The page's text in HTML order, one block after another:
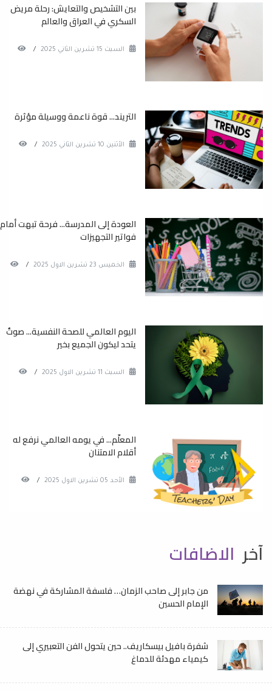
بين التشخيص والتعايش: رحلة مريض
السكري في العراق والعالم
السبت 15 تشرين الثاني 2025 /
التريند... قوة ناعمة ووسيلة مؤثرة
الأثنين 10 تشرين الثاني 2025 /
العودة إلى المدرسة... فرحة تبهت أمام
فواتير التجهيزات
الخميس 23 تشرين الاول 2025 /
اليوم العالمي للصحة النفسية... صوتٌ
يتحد ليكون الجميع بخير
السبت 11 تشرين الاول 2025 /
المعلّم... في يومه العالمي نرفع له
أقلام الامتنان
الأحد 05 تشرين الاول 2025 /
آخر الاضافات
من جابر إلى صاحب الزمان… فلسفة المشاركة في نهضة
الإمام الحسين
شفرة بافيل بيسكاريف.. حين يتحول الفن التعبيري إلى
كيمياء مهدئة للدماغ